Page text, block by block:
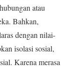
atau
Bahkan,
dengan nilai-
isolasi sosial,
Karena merasa